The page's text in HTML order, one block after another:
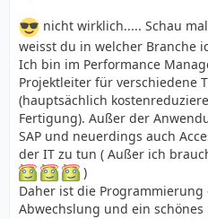
nicht wirklich..... Schau
weisst du in welcher Branche
Ich bin im Performance
Projektleiter für verschiedene
(hauptsächlich
Fertigung). Außer der
SAP und neuerdings auch
der IT zu tun ( Außer ich
)
Daher ist die
Abwechslung und ein